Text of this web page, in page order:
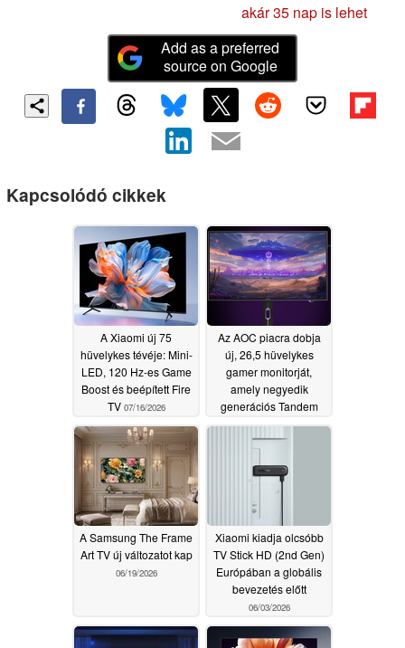
akár 35 nap is lehet
Add as a preferred
source on Google
Kapcsolódó cikkek
A Xiaomi új 75
hüvelykes tévéje: Mini-
LED, 120 Hz-es Game
Boost és beépített Fire
TV 07/16/2026
Az AOC piacra dobja
új, 26,5 hüvelykes
gamer monitorját,
amely negyedik
generációs Tandem
WOLED panellel
rendelkezik06/25/2026
A Samsung The Frame
Art TV új változatot kap
06/19/2026
Xiaomi kiadja olcsóbb
TV Stick HD (2nd Gen)
Európában a globális
bevezetés előtt
06/03/2026